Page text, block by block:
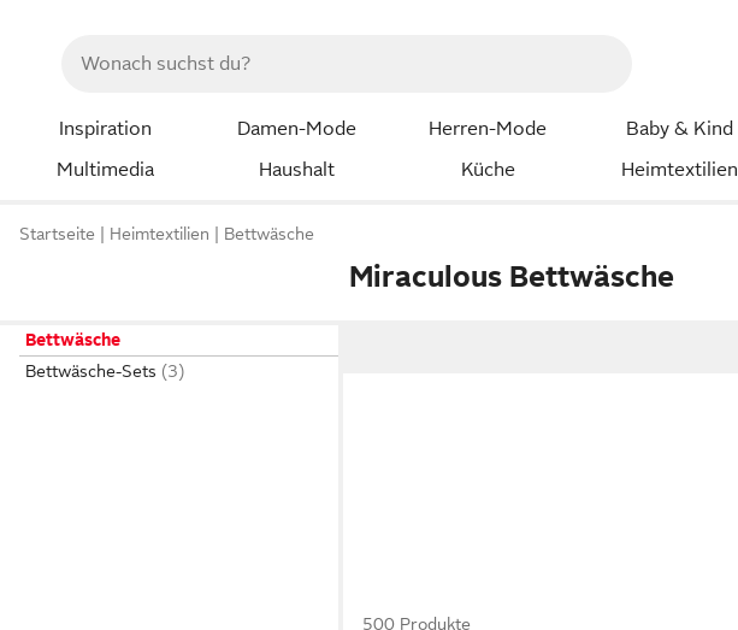
Inspiration Damen-Mode Herren-Mode Baby & Kind
Multimedia
Haushalt Küche Heimtextilien
Startseite Heimtextilien Bettwäsche
Miraculous Bettwäsche
Bettwäsche
Bettwäsche-Sets
500 Produkte